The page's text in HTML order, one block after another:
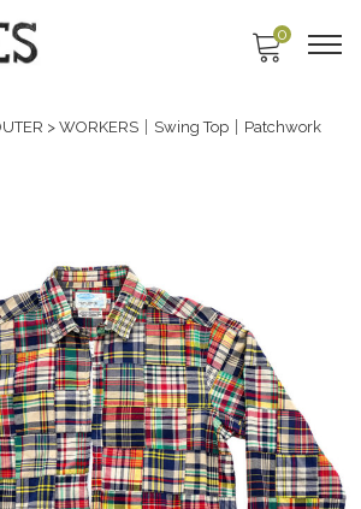
0
> WORKERS｜Swing Top｜Patchwork